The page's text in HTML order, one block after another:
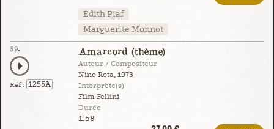
Édith Piaf
Marguerite Monnot
39.
Réf : 1255A
Amarcord (thème)
Auteur / Compositeur
Nino Rota, 1973
Interprète(s)
Film Fellini
Durée
1:58